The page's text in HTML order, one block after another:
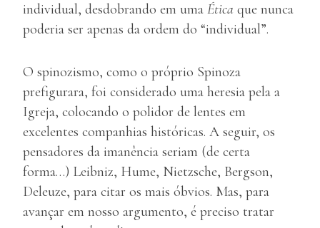
individual, desdobrando em uma Ética que nunca
poderia ser apenas da ordem do “individual”.
O spinozismo, como o próprio Spinoza
prefigurara, foi considerado uma heresia pela a
Igreja, colocando o polidor de lentes em
excelentes companhias históricas. A seguir, os
pensadores da imanência seriam (de certa
forma…) Leibniz, Hume, Nietzsche, Bergson,
Deleuze, para citar os mais óbvios. Mas, para
avançar em nosso argumento, é preciso tratar